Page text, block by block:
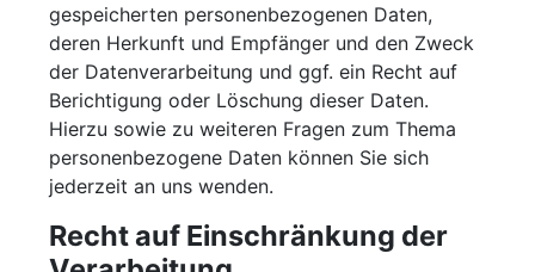
gespeicherten personenbezogenen Daten,
deren Herkunft und Empfänger und den Zweck
der Datenverarbeitung und ggf. ein Recht auf
Berichtigung oder Löschung dieser Daten.
Hierzu sowie zu weiteren Fragen zum Thema
personenbezogene Daten können Sie sich
jederzeit an uns wenden.
Recht auf Einschränkung der